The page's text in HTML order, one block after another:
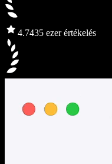
4.7435 ezer értékelés